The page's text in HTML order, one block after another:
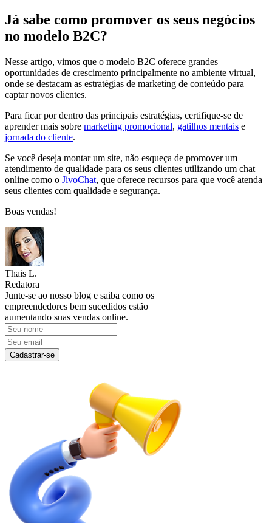
Já sabe como promover os seus negócios
no modelo B2C?
Nesse artigo, vimos que o modelo B2C oferece grandes
oportunidades de crescimento principalmente no ambiente virtual,
onde se destacam as estratégias de marketing de conteúdo para
captar novos clientes.
Para ficar por dentro das principais estratégias, certifique-se de
aprender mais sobre marketing promocional, gatilhos mentais e
jornada do cliente.
Se você deseja montar um site, não esqueça de promover um
atendimento de qualidade para os seus clientes utilizando um chat
online como o JivoChat, que oferece recursos para que você atenda
seus clientes com qualidade e segurança.
Boas vendas!
Thais L.
Redatora
Junte-se ao nosso blog e saiba como os
empreendedores bem sucedidos estão
aumentando suas vendas online.
Cadastrar-se